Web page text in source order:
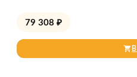
79 308 ₽